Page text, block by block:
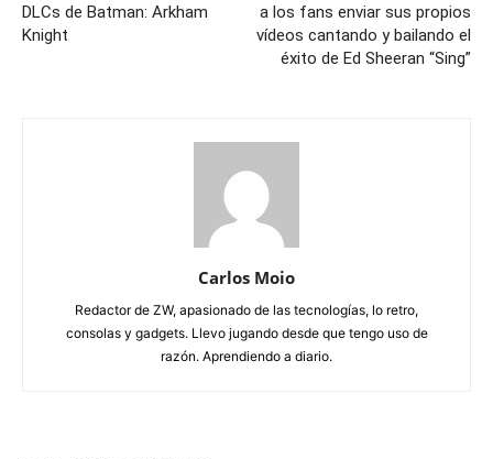
DLCs de Batman: Arkham
Knight
a los fans enviar sus propios
vídeos cantando y bailando el
éxito de Ed Sheeran “Sing”
Carlos Moio
Redactor de ZW, apasionado de las tecnologías, lo retro,
consolas y gadgets. Llevo jugando desde que tengo uso de
razón. Aprendiendo a diario.